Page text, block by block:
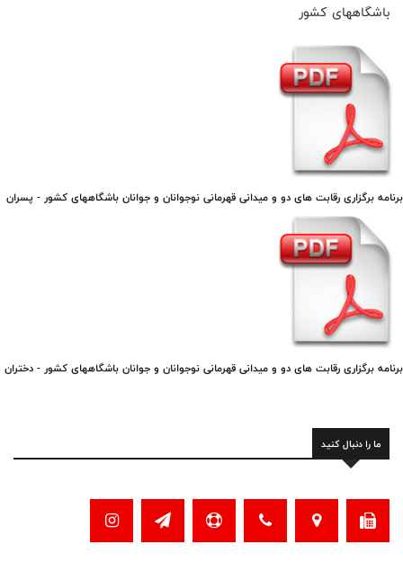
باشگاههای کشور
برنامه برگزاری رقابت های دو و میدانی قهرمانی نوجوانان و جوانان باشگاههای کشور - پسران
برنامه برگزاری رقابت های دو و میدانی قهرمانی نوجوانان و جوانان باشگاههای کشور - دختران
ما را دنبال کنید